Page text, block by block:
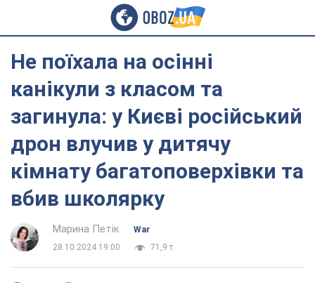
Не поїхала на осінні
канікули з класом та
загинула: у Києві російський
дрон влучив у дитячу
кімнату багатоповерхівки та
вбив школярку
Марина Петік
War
28.10.2024 19:00
71,9 т.